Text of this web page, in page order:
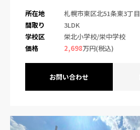
所在地
札幌市東区北51条東3丁目
間取り
3LDK
学校区
栄北小学校/栄中学校
価格
2,698万円(税込)
お問い合わせ